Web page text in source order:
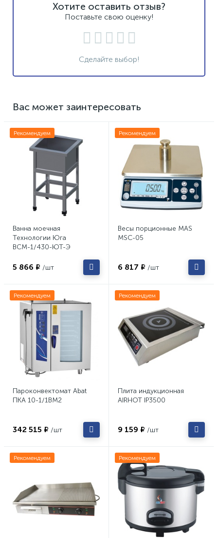
Хотите оставить отзыв?
Поставьте свою оценку!
Сделайте выбор!
Вас может заинтересовать
Рекомендуем
Ванна моечная
Технологии Юга
ВСМ-1/430-ЮТ-Э
5 866 ₽ /шт
Рекомендуем
Весы порционные MAS
MSC-05
6 817 ₽ /шт
Рекомендуем
Пароконвектомат Abat
ПКА 10-1/1ВМ2
342 515 ₽ /шт
Рекомендуем
Плита индукционная
AIRHOT IP3500
9 159 ₽ /шт
Рекомендуем Рекомендуем